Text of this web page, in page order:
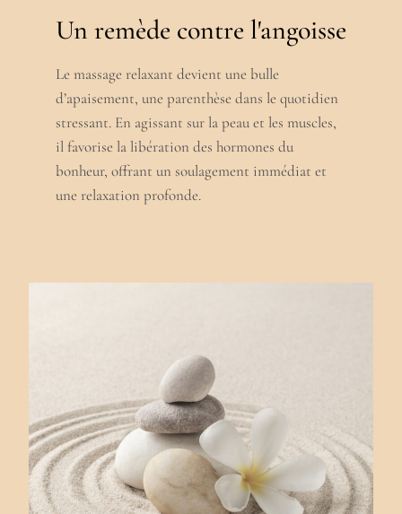
Un remède contre l'angoisse
Le massage relaxant devient une bulle
d’apaisement, une parenthèse dans le quotidien
stressant. En agissant sur la peau et les muscles,
il favorise la libération des hormones du
bonheur, offrant un soulagement immédiat et
une relaxation profonde.